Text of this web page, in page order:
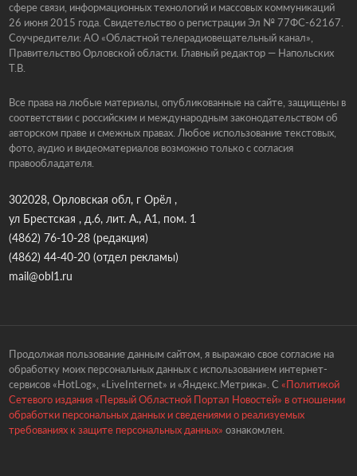
сфере связи, информационных технологий и массовых коммуникаций
26 июня 2015 года. Свидетельство о регистрации Эл № 77ФС-62167.
Соучредители: АО «Областной телерадиовещательный канал»,
Правительство Орловской области. Главный редактор — Напольских
Т.В.
Все права на любые материалы, опубликованные на сайте, защищены в
соответствии с российским и международным законодательством об
авторском праве и смежных правах. Любое использование текстовых,
фото, аудио и видеоматериалов возможно только с согласия
правообладателя.
302028, Орловская обл, г Орёл ,
ул Брестская , д.6, лит. А., А1, пом. 1
(4862) 76-10-28(редакция)
(4862) 44-40-20(отдел рекламы)
mail@obl1.ru
Продолжая пользование данным сайтом, я выражаю свое согласие на
обработку моих персональных данных с использованием интернет-
сервисов «HotLog», «LiveInternet» и «Яндекс.Метрика». С «Политикой
Сетевого издания «Первый Областной Портал Новостей» в отношении
обработки персональных данных и сведениями о реализуемых
требованиях к защите персональных данных» ознакомлен.